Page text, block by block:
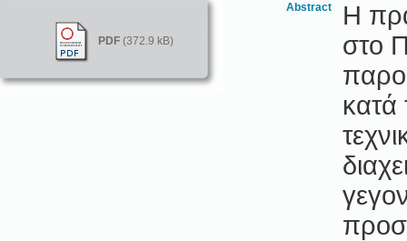
PDF (372.9 kB)
Abstract
Η
στο
κατά